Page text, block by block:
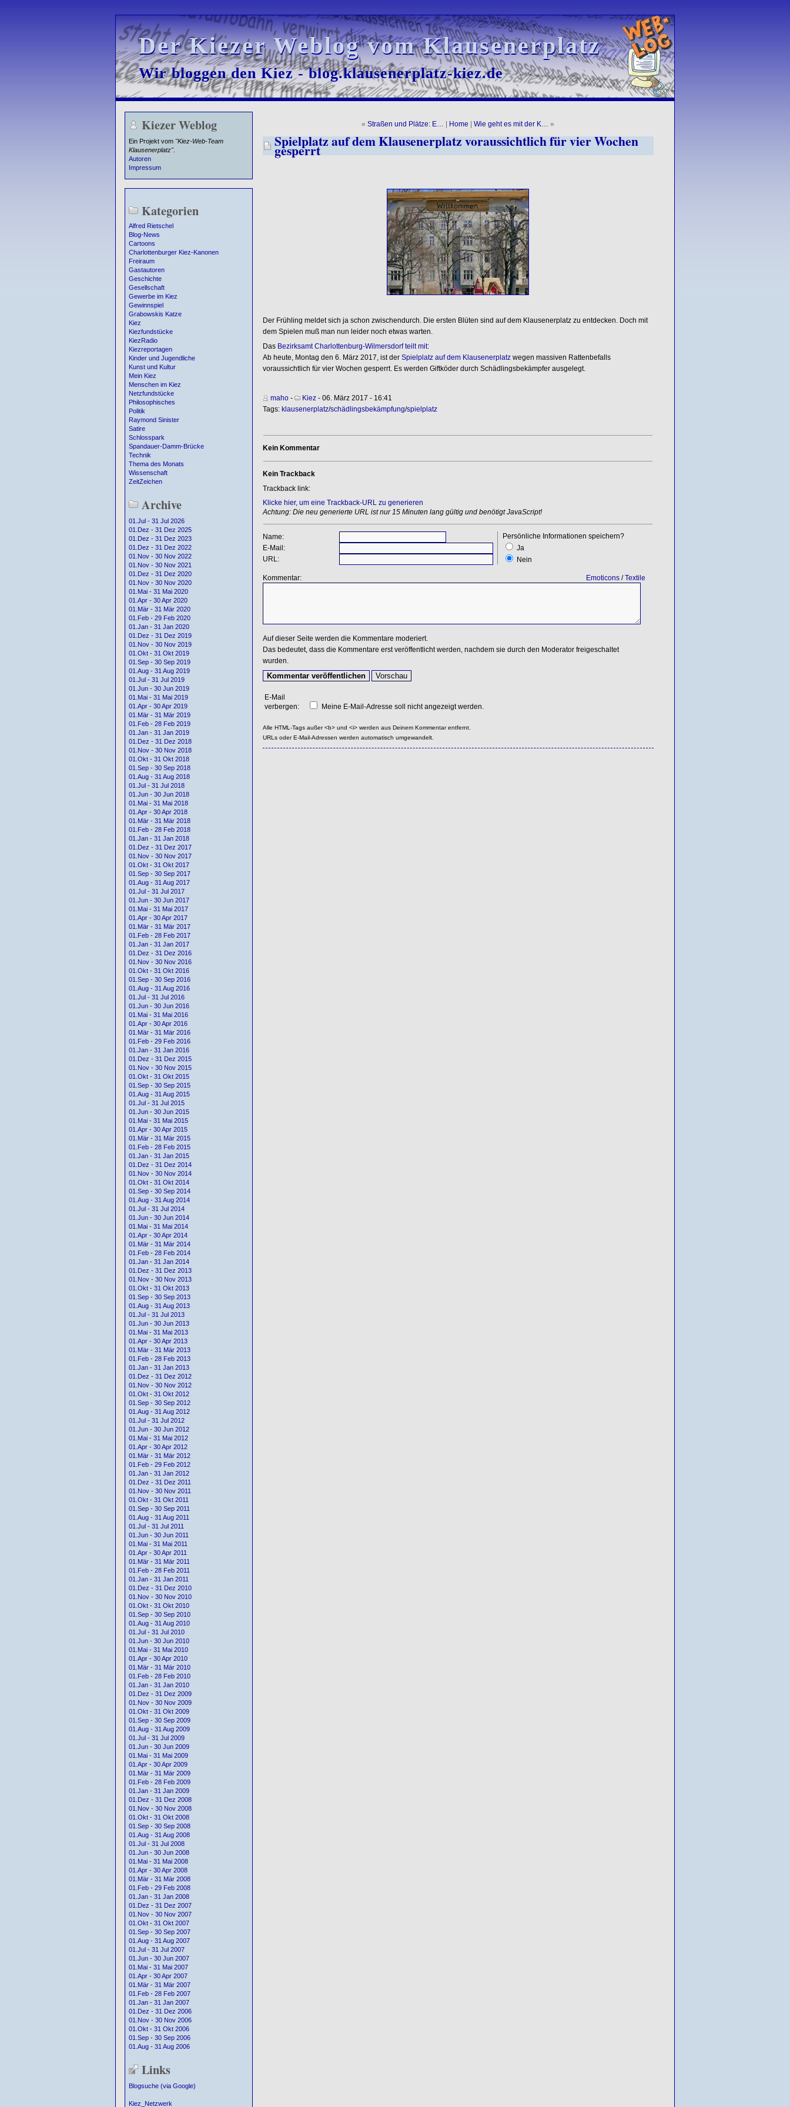
Der Kiezer Weblog vom Klausenerplatz
Der Kiezer Weblog vom Klausenerplatz
Wir bloggen den Kiez - blog.klausenerplatz-kiez.de
Wir bloggen den Kiez - blog.klausenerplatz-kiez.de
Kiezer Weblog
Ein Projekt vom "Kiez-Web-Team
Klausenerplatz".
Autoren
Impressum
Kategorien
Alfred Rietschel
Blog-News
Cartoons
Charlottenburger Kiez-Kanonen
Freiraum
Gastautoren
Geschichte
Gesellschaft
Gewerbe im Kiez
Gewinnspiel
Grabowskis Katze
Kiez
Kiezfundstücke
KiezRadio
Kiezreportagen
Kinder und Jugendliche
Kunst und Kultur
Mein Kiez
Menschen im Kiez
Netzfundstücke
Philosophisches
Politik
Raymond Sinister
Satire
Schlosspark
Spandauer-Damm-Brücke
Technik
Thema des Monats
Wissenschaft
ZeitZeichen
Archive
01.Jul - 31 Jul 2026
01.Dez - 31 Dez 2025
01.Dez - 31 Dez 2023
01.Dez - 31 Dez 2022
01.Nov - 30 Nov 2022
01.Nov - 30 Nov 2021
01.Dez - 31 Dez 2020
01.Nov - 30 Nov 2020
01.Mai - 31 Mai 2020
01.Apr - 30 Apr 2020
01.Mär - 31 Mär 2020
01.Feb - 29 Feb 2020
01.Jan - 31 Jan 2020
01.Dez - 31 Dez 2019
01.Nov - 30 Nov 2019
01.Okt - 31 Okt 2019
01.Sep - 30 Sep 2019
01.Aug - 31 Aug 2019
01.Jul - 31 Jul 2019
01.Jun - 30 Jun 2019
01.Mai - 31 Mai 2019
01.Apr - 30 Apr 2019
01.Mär - 31 Mär 2019
01.Feb - 28 Feb 2019
01.Jan - 31 Jan 2019
01.Dez - 31 Dez 2018
01.Nov - 30 Nov 2018
01.Okt - 31 Okt 2018
01.Sep - 30 Sep 2018
01.Aug - 31 Aug 2018
01.Jul - 31 Jul 2018
01.Jun - 30 Jun 2018
01.Mai - 31 Mai 2018
01.Apr - 30 Apr 2018
01.Mär - 31 Mär 2018
01.Feb - 28 Feb 2018
01.Jan - 31 Jan 2018
01.Dez - 31 Dez 2017
01.Nov - 30 Nov 2017
01.Okt - 31 Okt 2017
01.Sep - 30 Sep 2017
01.Aug - 31 Aug 2017
01.Jul - 31 Jul 2017
01.Jun - 30 Jun 2017
01.Mai - 31 Mai 2017
01.Apr - 30 Apr 2017
01.Mär - 31 Mär 2017
01.Feb - 28 Feb 2017
01.Jan - 31 Jan 2017
01.Dez - 31 Dez 2016
01.Nov - 30 Nov 2016
01.Okt - 31 Okt 2016
01.Sep - 30 Sep 2016
01.Aug - 31 Aug 2016
01.Jul - 31 Jul 2016
01.Jun - 30 Jun 2016
01.Mai - 31 Mai 2016
01.Apr - 30 Apr 2016
01.Mär - 31 Mär 2016
01.Feb - 29 Feb 2016
01.Jan - 31 Jan 2016
01.Dez - 31 Dez 2015
01.Nov - 30 Nov 2015
01.Okt - 31 Okt 2015
01.Sep - 30 Sep 2015
01.Aug - 31 Aug 2015
01.Jul - 31 Jul 2015
01.Jun - 30 Jun 2015
01.Mai - 31 Mai 2015
01.Apr - 30 Apr 2015
01.Mär - 31 Mär 2015
01.Feb - 28 Feb 2015
01.Jan - 31 Jan 2015
01.Dez - 31 Dez 2014
01.Nov - 30 Nov 2014
01.Okt - 31 Okt 2014
01.Sep - 30 Sep 2014
01.Aug - 31 Aug 2014
01.Jul - 31 Jul 2014
01.Jun - 30 Jun 2014
01.Mai - 31 Mai 2014
01.Apr - 30 Apr 2014
01.Mär - 31 Mär 2014
01.Feb - 28 Feb 2014
01.Jan - 31 Jan 2014
01.Dez - 31 Dez 2013
01.Nov - 30 Nov 2013
01.Okt - 31 Okt 2013
01.Sep - 30 Sep 2013
01.Aug - 31 Aug 2013
01.Jul - 31 Jul 2013
01.Jun - 30 Jun 2013
01.Mai - 31 Mai 2013
01.Apr - 30 Apr 2013
01.Mär - 31 Mär 2013
01.Feb - 28 Feb 2013
01.Jan - 31 Jan 2013
01.Dez - 31 Dez 2012
01.Nov - 30 Nov 2012
01.Okt - 31 Okt 2012
01.Sep - 30 Sep 2012
01.Aug - 31 Aug 2012
01.Jul - 31 Jul 2012
01.Jun - 30 Jun 2012
01.Mai - 31 Mai 2012
01.Apr - 30 Apr 2012
01.Mär - 31 Mär 2012
01.Feb - 29 Feb 2012
01.Jan - 31 Jan 2012
01.Dez - 31 Dez 2011
01.Nov - 30 Nov 2011
01.Okt - 31 Okt 2011
01.Sep - 30 Sep 2011
01.Aug - 31 Aug 2011
01.Jul - 31 Jul 2011
01.Jun - 30 Jun 2011
01.Mai - 31 Mai 2011
01.Apr - 30 Apr 2011
01.Mär - 31 Mär 2011
01.Feb - 28 Feb 2011
01.Jan - 31 Jan 2011
01.Dez - 31 Dez 2010
01.Nov - 30 Nov 2010
01.Okt - 31 Okt 2010
01.Sep - 30 Sep 2010
01.Aug - 31 Aug 2010
01.Jul - 31 Jul 2010
01.Jun - 30 Jun 2010
01.Mai - 31 Mai 2010
01.Apr - 30 Apr 2010
01.Mär - 31 Mär 2010
01.Feb - 28 Feb 2010
01.Jan - 31 Jan 2010
01.Dez - 31 Dez 2009
01.Nov - 30 Nov 2009
01.Okt - 31 Okt 2009
01.Sep - 30 Sep 2009
01.Aug - 31 Aug 2009
01.Jul - 31 Jul 2009
01.Jun - 30 Jun 2009
01.Mai - 31 Mai 2009
01.Apr - 30 Apr 2009
01.Mär - 31 Mär 2009
01.Feb - 28 Feb 2009
01.Jan - 31 Jan 2009
01.Dez - 31 Dez 2008
01.Nov - 30 Nov 2008
01.Okt - 31 Okt 2008
01.Sep - 30 Sep 2008
01.Aug - 31 Aug 2008
01.Jul - 31 Jul 2008
01.Jun - 30 Jun 2008
01.Mai - 31 Mai 2008
01.Apr - 30 Apr 2008
01.Mär - 31 Mär 2008
01.Feb - 29 Feb 2008
01.Jan - 31 Jan 2008
01.Dez - 31 Dez 2007
01.Nov - 30 Nov 2007
01.Okt - 31 Okt 2007
01.Sep - 30 Sep 2007
01.Aug - 31 Aug 2007
01.Jul - 31 Jul 2007
01.Jun - 30 Jun 2007
01.Mai - 31 Mai 2007
01.Apr - 30 Apr 2007
01.Mär - 31 Mär 2007
01.Feb - 28 Feb 2007
01.Jan - 31 Jan 2007
01.Dez - 31 Dez 2006
01.Nov - 30 Nov 2006
01.Okt - 31 Okt 2006
01.Sep - 30 Sep 2006
01.Aug - 31 Aug 2006
Links
Blogsuche (via Google)
Kiez_Netzwerk
« Straßen und Plätze: E… Home Wie geht es mit der K… »
Spielplatz auf dem Klausenerplatz voraussichtlich für vier Wochen
gesperrt
Der Frühling meldet sich ja schon zwischendurch. Die ersten Blüten sind auf dem Klausenerplatz zu entdecken. Doch mit
dem Spielen muß man nun leider noch etwas warten.
Das Bezirksamt Charlottenburg-Wilmersdorf teilt mit:
Ab heute, Montag den 6. März 2017, ist der Spielplatz auf dem Klausenerplatzwegen massiven Rattenbefalls
voraussichtlich für vier Wochen gesperrt. Es werden Giftköder durch Schädlingsbekämpfer ausgelegt.
maho- Kiez- 06. März 2017 - 16:41
Tags: klausenerplatz/schädlingsbekämpfung/spielplatz
Kein Kommentar
Kein Trackback
Trackback link:
Klicke hier, um eine Trackback-URL zu generieren
Achtung: Die neu generierte URL ist nur 15 Minuten lang gültig und benötigt JavaScript!
Name:
Persönliche Informationen speichern?
Ja
Nein
E-Mail:
URL:
Kommentar: Emoticons/Textile
Auf dieser Seite werden die Kommentare moderiert.
Das bedeutet, dass die Kommentare erst veröffentlicht werden, nachdem sie durch den Moderator freigeschaltet
wurden.
E-Mail
verbergen:
Meine E-Mail-Adresse soll nicht angezeigt werden.
Alle HTML-Tags außer <b> und <i> werden aus Deinem Kommentar entfernt.
URLs oder E-Mail-Adressen werden automatisch umgewandelt.